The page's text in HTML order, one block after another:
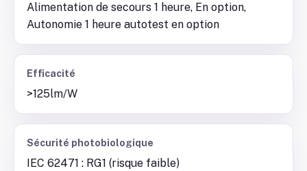
Alimentation de secours 1 heure, En option,
Autonomie 1 heure autotest en option
Efficacité
>125lm/W
Sécurité photobiologique
IEC 62471 : RG1 (risque faible)